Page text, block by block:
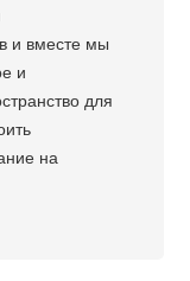
и вместе мы
и
для
на